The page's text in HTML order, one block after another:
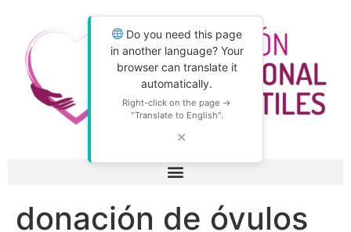
Do you need this page
in another language? Your
browser can translate it
automatically.
Right-click on the page →
"Translate to English".
✕
donación de óvulos